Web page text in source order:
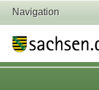
Navigation